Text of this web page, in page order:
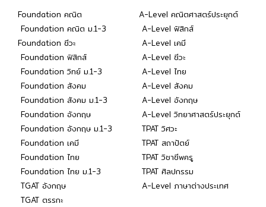
Foundation คณิต
Foundation คณิต ม.1-3
Foundation ชีวะ
Foundation ฟิสิกส์
Foundation วิทย์ ม.1-3
Foundation สังคม
Foundation สังคม ม.1-3
Foundation อังกฤษ
Foundation อังกฤษ ม.1-3
Foundation เคมี
Foundation ไทย
Foundation ไทย ม.1-3
TGAT อังกฤษ
TGAT ตรรกะ
A-Level คณิตศาสตร์ประยุกต์
A-Level ฟิสิกส์
A-Level เคมี
A-Level ชีวะ
A-Level ไทย
A-Level สังคม
A-Level อังกฤษ
A-Level วิทยาศาสตร์ประยุกต์
TPAT วิศวะ
TPAT สถาปัตย์
TPAT วิชาชีพครู
TPAT ศิลปกรรม
A-Level ภาษาต่างประเทศ